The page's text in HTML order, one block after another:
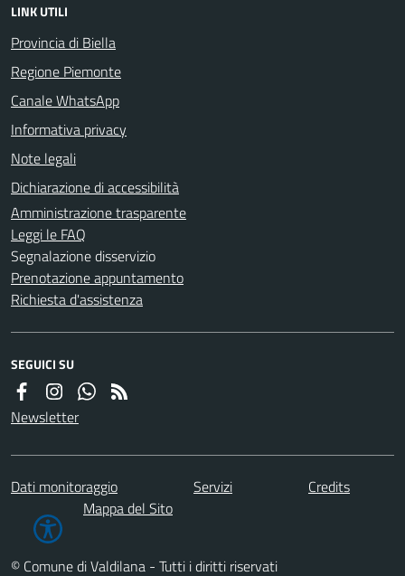
LINK UTILI
Provincia di Biella
Regione Piemonte
Canale WhatsApp
Informativa privacy
Note legali
Dichiarazione di accessibilità
Amministrazione trasparente
Leggi le FAQ
Segnalazione disservizio
Prenotazione appuntamento
Richiesta d'assistenza
SEGUICI SU
Newsletter
Dati monitoraggio Servizi
Credits
Mappa del Sito
© Comune di Valdilana - Tutti i diritti riservati